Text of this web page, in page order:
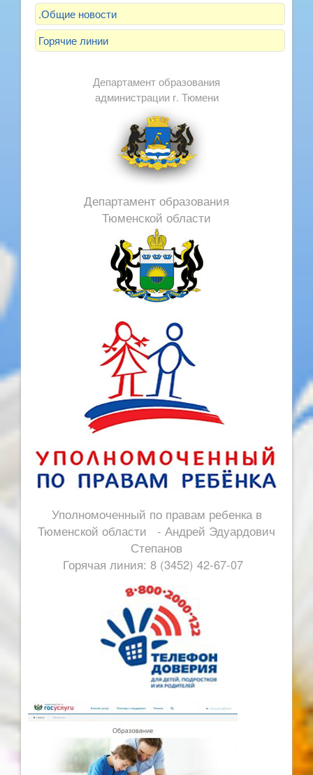
.Общие новости
Горячие линии
Департамент образования
администрации г. Тюмени
Департамент образования
Тюменской области
Уполномоченный по правам ребенка в
Тюменской области - Андрей Эдуардович
Степанов
Горячая линия: 8 (3452) 42-67-07